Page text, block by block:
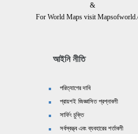
&
For World Maps visit
আইনি নীতি
পরিত্যাগের দাবি
প্রায়শই জিজ্ঞাসিত প্রশ্নাবলী
সার্ফিং চুক্তি
সর্বস্বত্ত্ব এবং ব্যবহারের শর্তাবলী